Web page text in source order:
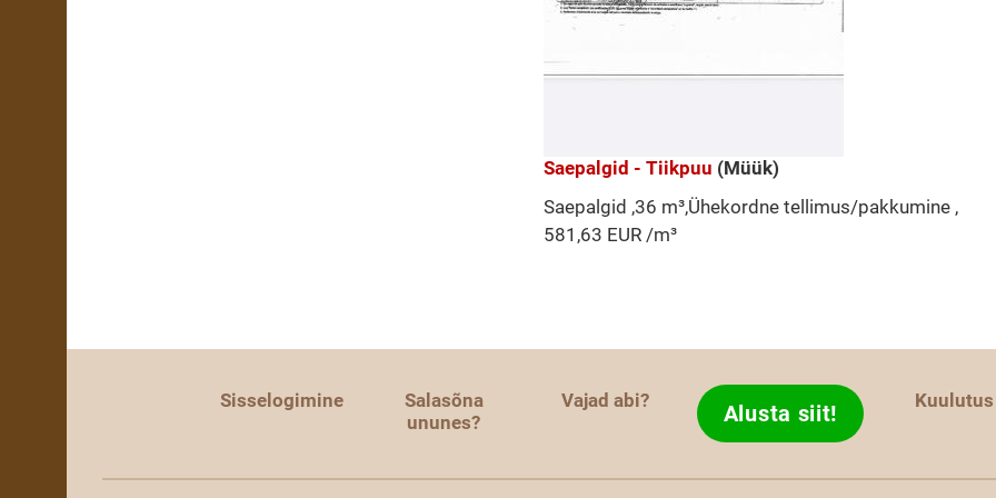
Saepalgid - Tiikpuu (Müük)
Saepalgid ,36 m³,Ühekordne tellimus/pakkumine ,
581,63 EUR /m³
Sisselogimine
Salasõna
ununes?
Vajad abi? Alusta siit! Kuulutus